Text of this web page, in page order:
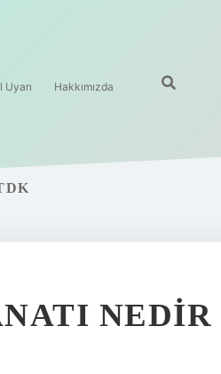
Uyarı Hakkımızda